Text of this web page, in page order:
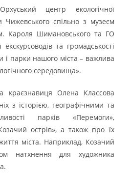
центр екологічної
Чижевського спільно з музеєм
Кароля Шимановського та ГО
та громадськості
і парки нашого міста – важлива
середовища».
краєзнавиця Олена Классова
з історією, географічними та
парків «Перемоги»,
острів», а також про їх
міста. Наприклад, Козачий
натхнення для художника